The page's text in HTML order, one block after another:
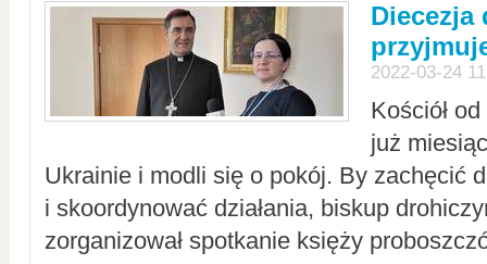
Diecezja
2022-03-24
Kościół
już
Ukrainie i modli się o pokój. By zachęcić
i skoordynować działania, biskup
zorganizował spotkanie księży